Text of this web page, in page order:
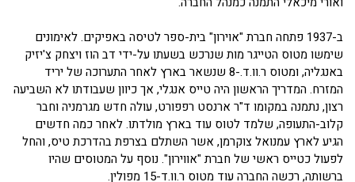
ב-1937 פתחה חברת "אוירון" בית-ספר לטיסה באפיקים. לאימונים
שימשו מטוס הטייגר מות שנרכש בשעתו על-ידי דב הוז ויצחק צ'יזיק
באנגליה, ומטוס ר.וו.ד.-8 שנשאר בארץ לאחר התערוכה של יריד
המזרח. המדריך הראשון היה טייס אנגלי, אך כיוון שעבודתו לא השביעה
רצון, נתמנה במקומו ד"ר ארנסט רפפורט, עולה חדש מגרמניה וחבר
קלוב-התעופה, שלמד לטוס עוד בארץ מולדתו. לאחר כמה חדשים
הגיע לארץ עמנואל צוקרמן, אשר השתלם בצרפת בהדרכת טיס, והחל
לפעול כטייס ראשי של חברת "אווירון". נוסף על המטוסים שהיו
ברשותה, רכשה החברה עוד מטוס ר.וו.ד-15 מפולין.